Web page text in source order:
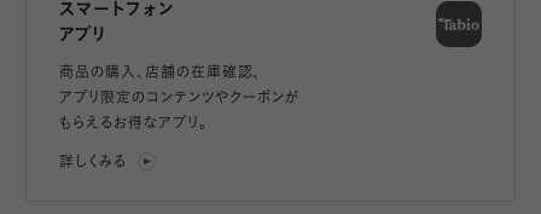
スマートフォン
アプリ
商品の購入、店舗の在庫確認、
アプリ限定のコンテンツやクーポンが
もらえるお得なアプリ。
詳しくみる